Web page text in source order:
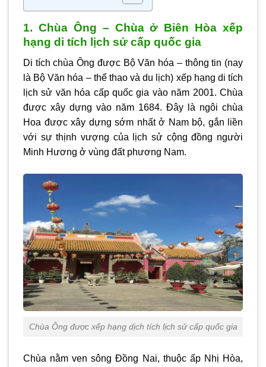
1. Chùa Ông – Chùa ở Biên Hòa xếp
hạng di tích lịch sử cấp quốc gia
Di tích chùa Ông được Bộ Văn hóa – thông tin (nay
là Bộ Văn hóa – thể thao và du lịch) xếp hạng di tích
lịch sử văn hóa cấp quốc gia vào năm 2001. Chùa
được xây dựng vào năm 1684. Đây là ngôi chùa
Hoa được xây dựng sớm nhất ở Nam bộ, gắn liền
với sự thịnh vượng của lịch sử cộng đồng người
Minh Hương ở vùng đất phương Nam.
Chùa Ông được xếp hạng dịch tích lịch sử cấp quốc gia
Chùa nằm ven sông Đồng Nai, thuộc ấp Nhị Hòa,